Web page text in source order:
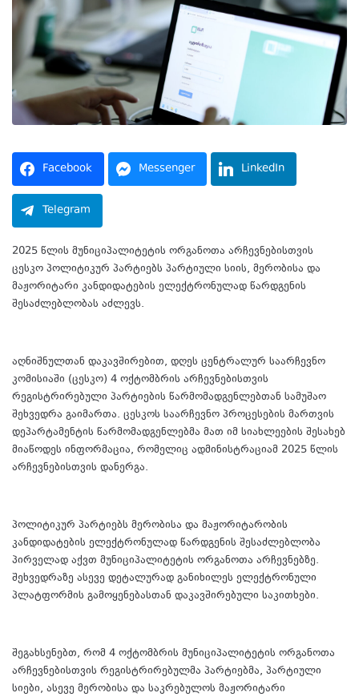
Facebook Messenger LinkedIn
Telegram
2025 წლის მუნიციპალიტეტის ორგანოთა არჩევნებისთვის
ცესკო პოლიტიკურ პარტიებს პარტიული სიის, მერობისა და
მაჟორიტარი კანდიდატების ელექტრონულად წარდგენის
შესაძლებლობას აძლევს.
აღნიშნულთან დაკავშირებით, დღეს ცენტრალურ საარჩევნო
კომისიაში (ცესკო) 4 ოქტომბრის არჩევნებისთვის
რეგისტრირებული პარტიების წარმომადგენლებთან სამუშაო
შეხვედრა გაიმართა. ცესკოს საარჩევნო პროცესების მართვის
დეპარტამენტის წარმომადგენლებმა მათ იმ სიახლეების შესახებ
მიაწოდეს ინფორმაცია, რომელიც ადმინისტრაციამ 2025 წლის
არჩევნებისთვის დანერგა.
პოლიტიკურ პარტიებს მერობისა და მაჟორიტარობის
კანდიდატების ელექტრონულად წარდგენის შესაძლებლობა
პირველად აქვთ მუნიციპალიტეტის ორგანოთა არჩევნებზე.
შეხვედრაზე ასევე დეტალურად განიხილეს ელექტრონული
პლატფორმის გამოყენებასთან დაკავშირებული საკითხები.
შეგახსენებთ, რომ 4 ოქტომბრის მუნიციპალიტეტის ორგანოთა
არჩევნებისთვის რეგისტრირებულმა პარტიებმა, პარტიული
სიები, ასევე მერობისა და საკრებულოს მაჟორიტარი